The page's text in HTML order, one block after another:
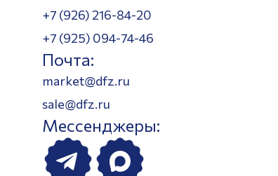
+7 (926) 216-84-20
+7 (925) 094-74-46
Почта:
market@dfz.ru
sale@dfz.ru
Мессенджеры: